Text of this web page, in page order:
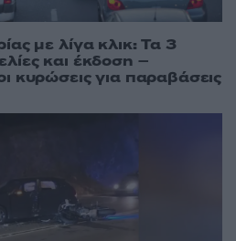
με λίγα κλικ: Τα 3
και έκδοση –
κυρώσεις για παραβάσεις